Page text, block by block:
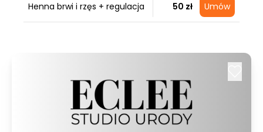
Henna brwi i rzęs + regulacja 50 zł Umów